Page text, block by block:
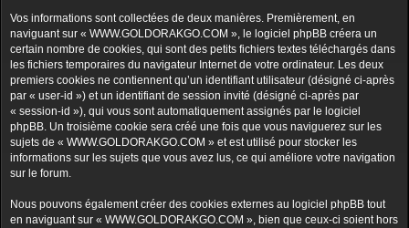
r
Vos informations sont collectées de deux manières. Premièrement, en
naviguant sur « WWW.GOLDORAKGO.COM », le logiciel phpBB créera un
certain nombre de cookies, qui sont des petits fichiers textes téléchargés dans
les fichiers temporaires du navigateur Internet de votre ordinateur. Les deux
premiers cookies ne contiennent qu’un identifiant utilisateur (désigné ci-après
par « user-id ») et un identifiant de session invité (désigné ci-après par
« session-id »), qui vous sont automatiquement assignés par le logiciel
phpBB. Un troisième cookie sera créé une fois que vous naviguerez sur les
sujets de « WWW.GOLDORAKGO.COM » et est utilisé pour stocker les
informations sur les sujets que vous avez lus, ce qui améliore votre navigation
sur le forum.
Nous pouvons également créer des cookies externes au logiciel phpBB tout
en naviguant sur « WWW.GOLDORAKGO.COM », bien que ceux-ci soient hors